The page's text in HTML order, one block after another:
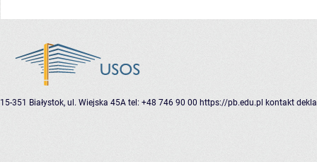
15-351 Białystok, ul. Wiejska 45A tel: +48 746 90 00 https://pb.edu.pl kontakt